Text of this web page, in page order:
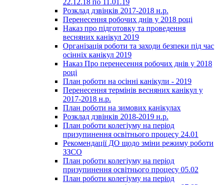
Розклад дзвінків 2017-2018 н.р.
Перенесення робочих днів у 2018 році
Наказ про підготовку та проведення
весняних канікул 2019
Організація роботи та заходи безпеки під час
осінніх канікул 2019
Наказ Про перенесення робочих днів у 2018
році
План роботи на осінні канікули - 2019
Перенесення термінів весняних канікул у
2017-2018 н.р.
План роботи на зимових канікулах
Розклад дзвінків 2018-2019 н.р.
План роботи колегіуму на період
призупинення освітнього процесу 24.01
Рекомендації ДО щодо зміни режиму роботи
ЗЗСО
План роботи колегіуму на період
призупинення освітнього процесу 05.02
План роботи колегіуму на період